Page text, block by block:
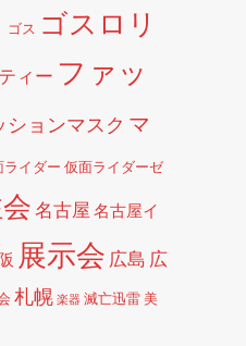
ゴス ゴスロリ
ィー ファッ
ションマスク マ
ライダー 仮面ライダーゼ
名古屋 名古屋イ
展示会 広島 広
札幌 楽器 滅亡迅雷美